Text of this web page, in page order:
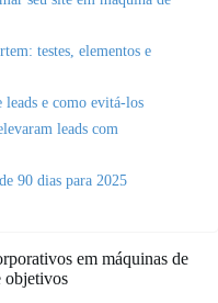
testes, elementos e
leads e como evitá-los
leads com
90 dias para 2025
em máquinas de
objetivos